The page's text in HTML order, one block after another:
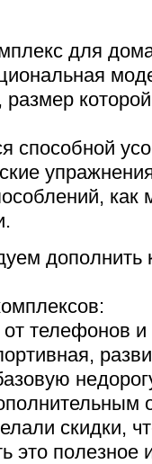
для
размер
способной
как
дополнить
телефонов и
скидки,
это полезное